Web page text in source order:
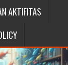
AKTIFITAS